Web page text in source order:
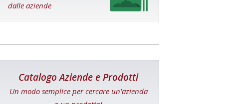
dalle aziende
Catalogo Aziende e Prodotti
Un modo semplice per cercare un'azienda